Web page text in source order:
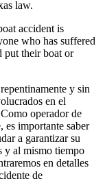
law.
accident is
who has suffered
put their boat or
y sin
en el
operador de
es importante saber
a garantizar su
y al mismo tiempo
en detalles
de